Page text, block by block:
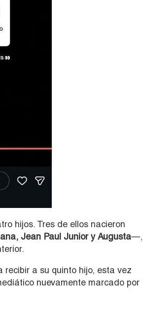
hijos. Tres de ellos nacieron
Jean Paul Junior y Augusta—,
recibir a su quinto hijo, esta vez
nuevamente marcado por